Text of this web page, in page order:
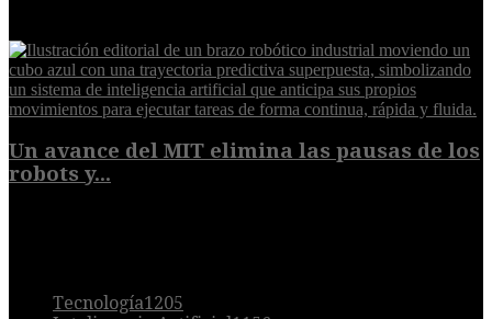
Un avance del MIT elimina las pausas de los
robots y...
Tecnología1205